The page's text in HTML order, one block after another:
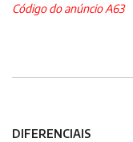
Código do anúncio A63
DIFERENCIAIS